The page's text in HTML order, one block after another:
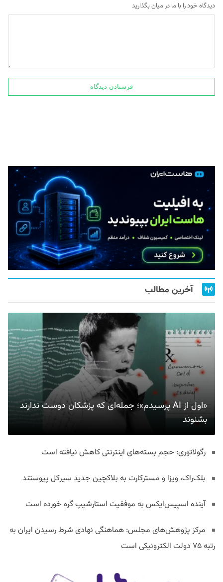
دیدگاه خود را با ما در میان بگذارید
آخرین مطالب
«اول از AI پرسیدم»؛ جمله‌ای که پزشکان دوست ندارند
بشنوند
رگولاتوری: حجم بسته‌های اینترنتی کاهش نیافته است
بلک‌راک، ویزا و مسترکارت به بلاکچین جدید سیرکل پیوستند
آینده اسپیس‌ایکس به موفقیت استارشیپ گره خورده است
مرکز پژوهش‌های مجلس: هماهنگی نهادی شرط رسیدن ایران به
رتبه ۷۵ دولت الکترونیکی است